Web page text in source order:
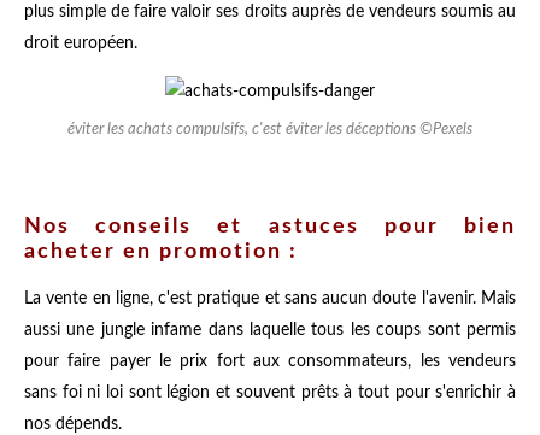
plus simple de faire valoir ses droits auprès de vendeurs soumis au
droit européen.
éviter les achats compulsifs, c'est éviter les déceptions ©Pexels
Nos conseils et astuces pour bien
acheter en promotion :
La vente en ligne, c'est pratique et sans aucun doute l'avenir. Mais
aussi une jungle infame dans laquelle tous les coups sont permis
pour faire payer le prix fort aux consommateurs, les vendeurs
sans foi ni loi sont légion et souvent prêts à tout pour s'enrichir à
nos dépends.